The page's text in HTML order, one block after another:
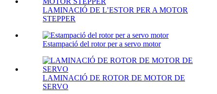
LAMINACIÓ DE L’ESTOR PER A MOTOR
STEPPER
Estampació del rotor per a servo motor
LAMINACIÓ DE ROTOR DE MOTOR DE
SERVO